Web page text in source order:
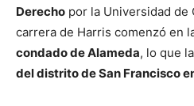
Derecho por la Universidad de
carrera de Harris comenzó en
condado de Alameda, lo que
del distrito de San Francisco